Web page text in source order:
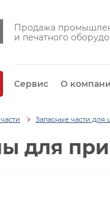
Продажа
и печатного
Сервис О
Запасные части
для